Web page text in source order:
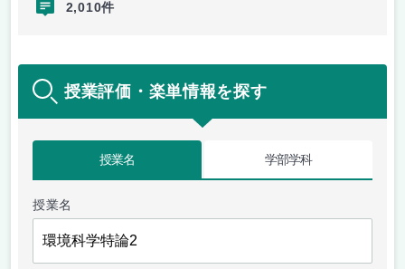
2,010件
授業評価・楽単情報を探す
授業名 学部学科
授業名